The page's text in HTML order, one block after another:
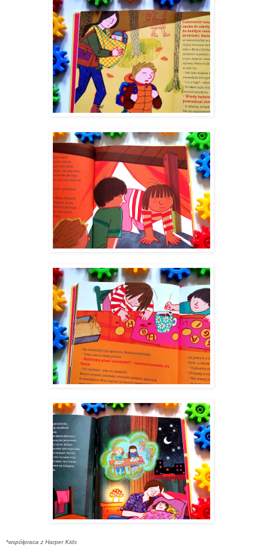
*współpraca z Harper Kids